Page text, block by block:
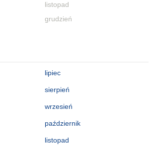
listopad
grudzień
lipiec
sierpień
wrzesień
październik
listopad